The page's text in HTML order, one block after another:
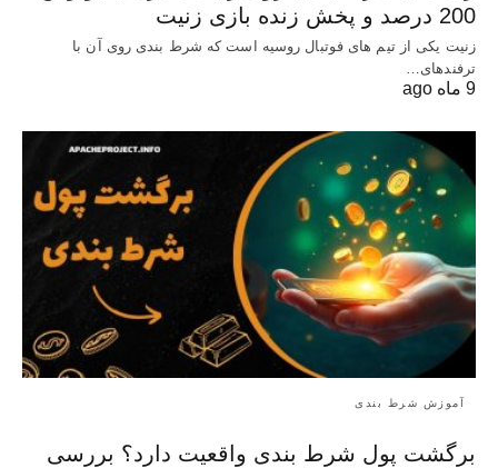
200 درصد و پخش زنده بازی زنیت
زنیت یکی از تیم های فوتبال روسیه است که شرط بندی روی آن با
ترفندهای…
9 ماه ago
آموزش شرط بندی
برگشت پول شرط بندی واقعیت دارد؟ بررسی